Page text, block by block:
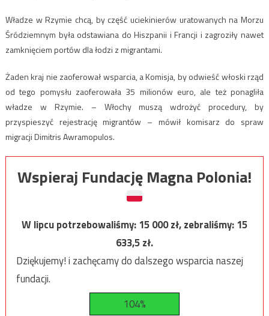
Władze w Rzymie chcą, by część uciekinierów uratowanych na Morzu
Śródziemnym była odstawiana do Hiszpanii i Francji i zagroziły nawet
zamknięciem portów dla łodzi z migrantami.
Żaden kraj nie zaoferował wsparcia, a Komisja, by odwieść włoski rząd
od tego pomysłu zaoferowała 35 milionów euro, ale też ponagliła
władze w Rzymie. – Włochy muszą wdrożyć procedury, by
przyspieszyć rejestrację migrantów – mówił komisarz do spraw
migracji Dimitris Awramopulos.
Wspieraj Fundację Magna Polonia!
W lipcu potrzebowaliśmy:15 000zł, zebraliśmy:15
633,5zł.
Dziękujemy! i zachęcamy do dalszego wsparcia naszej
fundacji.
104%